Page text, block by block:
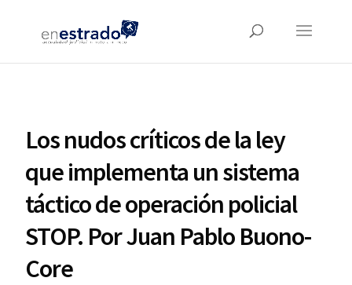
Los nudos críticos de la ley
que implementa un sistema
táctico de operación policial
STOP. Por Juan Pablo Buono-
Core